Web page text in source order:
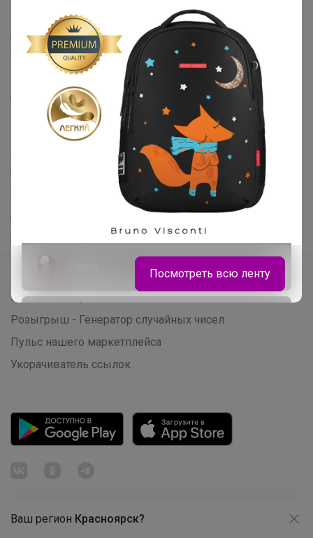
Ваш регион Красноярск?
О нас
Все предложения
Анонсы
Новости
Поддержка альпак
Самое выгодное
Самое желанное
Самое быстрое
Начать зарабатывать с 24-ok
Picabox.ru - Лучшее место для ваших изображений
Розыгрыш - Генератор случайных чисел
Пульс нашего маркетплейса
Укорачиватель ссылок
Школьная классика - лоферы для
девочки из натуральной кожи, 820
рублей
Посмотреть всю ленту
Продолжая использовать этот сайт и нажимая кнопку